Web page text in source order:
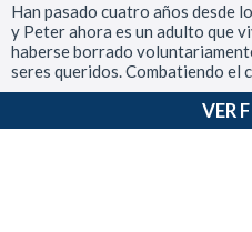
Han pasado cuatro años desde
y Peter ahora es un adulto que
haberse borrado
seres queridos. Combatiendo el
VER